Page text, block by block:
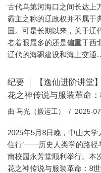
古代乌第河海口之间长达上
霸主之称的辽政权并不属于
国。可是长期以来，关于辽
者着眼最多的还是偏重于西
辽代的海疆建设和海上交通
纪要 ｜【逸仙进阶讲堂
花之神传说与服装革命
由 马光（搬运工） 2025-
2025年5月8日晚，中山大学
住行’——历史人类学的路径
南校园永芳堂顺利举行。
花之神传说与服装革命：8